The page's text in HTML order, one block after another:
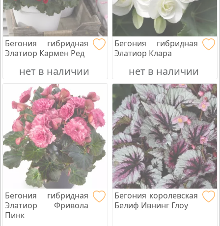
Бегония гибридная
Элатиор Кармен Ред
нет в наличии
Бегония гибридная
Элатиор Клара
нет в наличии
Бегония гибридная
Элатиор Фривола
Пинк
Бегония королевская
Белиф Ивнинг Глоу